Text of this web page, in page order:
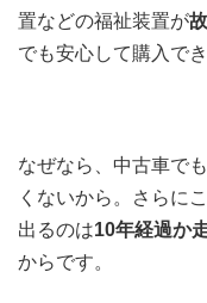
置などの福祉装置が
でも安心して購入で
なぜなら、中古車で
くないから。さらに
出るのは10年経過か
からです。